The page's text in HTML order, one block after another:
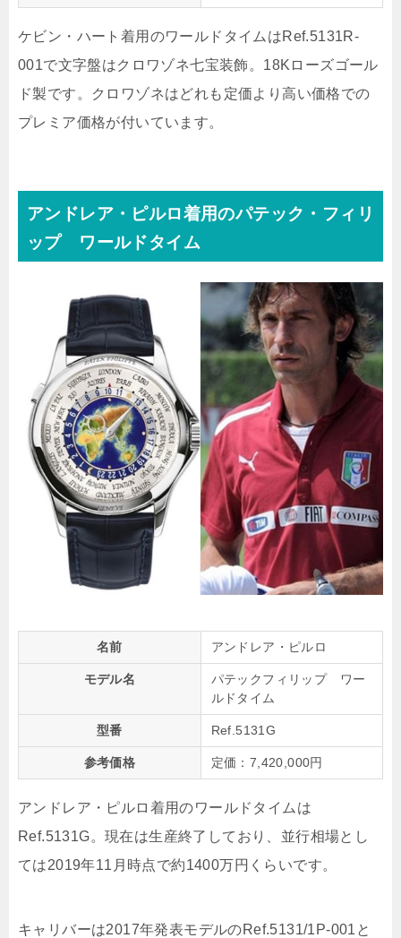
ケビン・ハート着用のワールドタイムはRef.5131R-
001で文字盤はクロワゾネ七宝装飾。18Kローズゴール
ド製です。クロワゾネはどれも定価より高い価格での
プレミア価格が付いています。
アンドレア・ピルロ着用のパテック・フィリ
ップ ワールドタイム
名前 アンドレア・ピルロ
モデル名
パテックフィリップ ワー
ルドタイム
型番 Ref.5131G
参考価格 定価：7,420,000円
アンドレア・ピルロ着用のワールドタイムは
Ref.5131G。現在は生産終了しており、並行相場とし
ては2019年11月時点で約1400万円くらいです。
キャリバーは2017年発表モデルのRef.5131/1P-001と